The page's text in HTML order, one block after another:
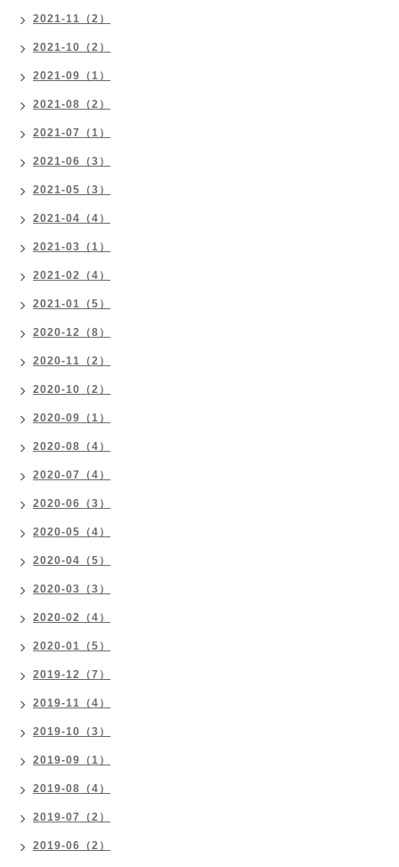
2021-11（2）
2021-10（2）
2021-09（1）
2021-08（2）
2021-07（1）
2021-06（3）
2021-05（3）
2021-04（4）
2021-03（1）
2021-02（4）
2021-01（5）
2020-12（8）
2020-11（2）
2020-10（2）
2020-09（1）
2020-08（4）
2020-07（4）
2020-06（3）
2020-05（4）
2020-04（5）
2020-03（3）
2020-02（4）
2020-01（5）
2019-12（7）
2019-11（4）
2019-10（3）
2019-09（1）
2019-08（4）
2019-07（2）
2019-06（2）